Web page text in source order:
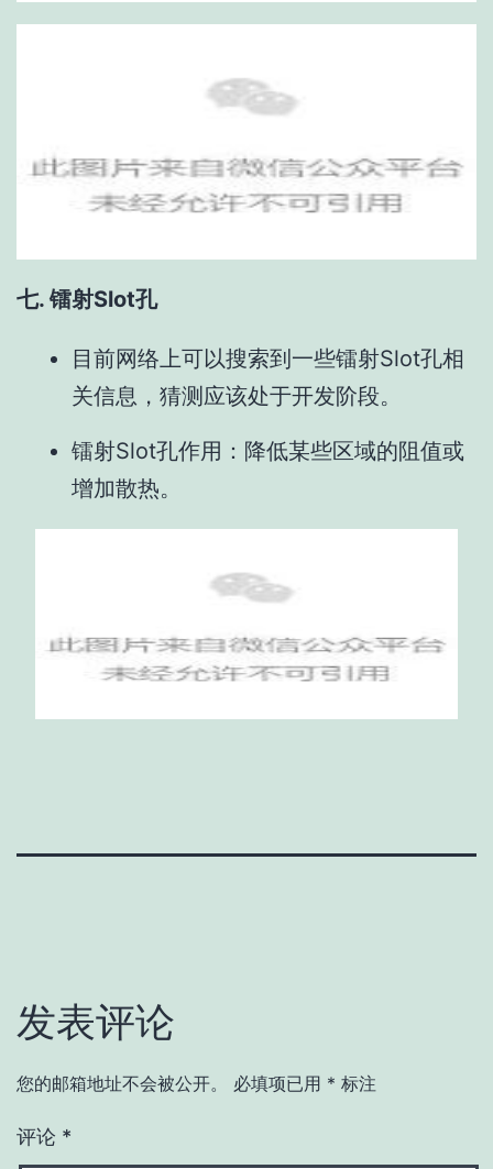
七. 镭射Slot孔
目前网络上可以搜索到一些镭射Slot孔相
关信息，猜测应该处于开发阶段。
镭射Slot孔作用：降低某些区域的阻值或
增加散热。
发表评论
您的邮箱地址不会被公开。 必填项已用 * 标注
评论 *